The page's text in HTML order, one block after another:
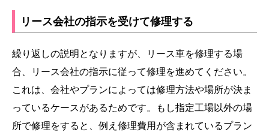
リース会社の指示を受けて修理する
繰り返しの説明となりますが、リース車を修理する場
合、リース会社の指示に従って修理を進めてください。
これは、会社やプランによっては修理方法や場所が決ま
っているケースがあるためです。もし指定工場以外の場
所で修理をすると、例え修理費用が含まれているプラン